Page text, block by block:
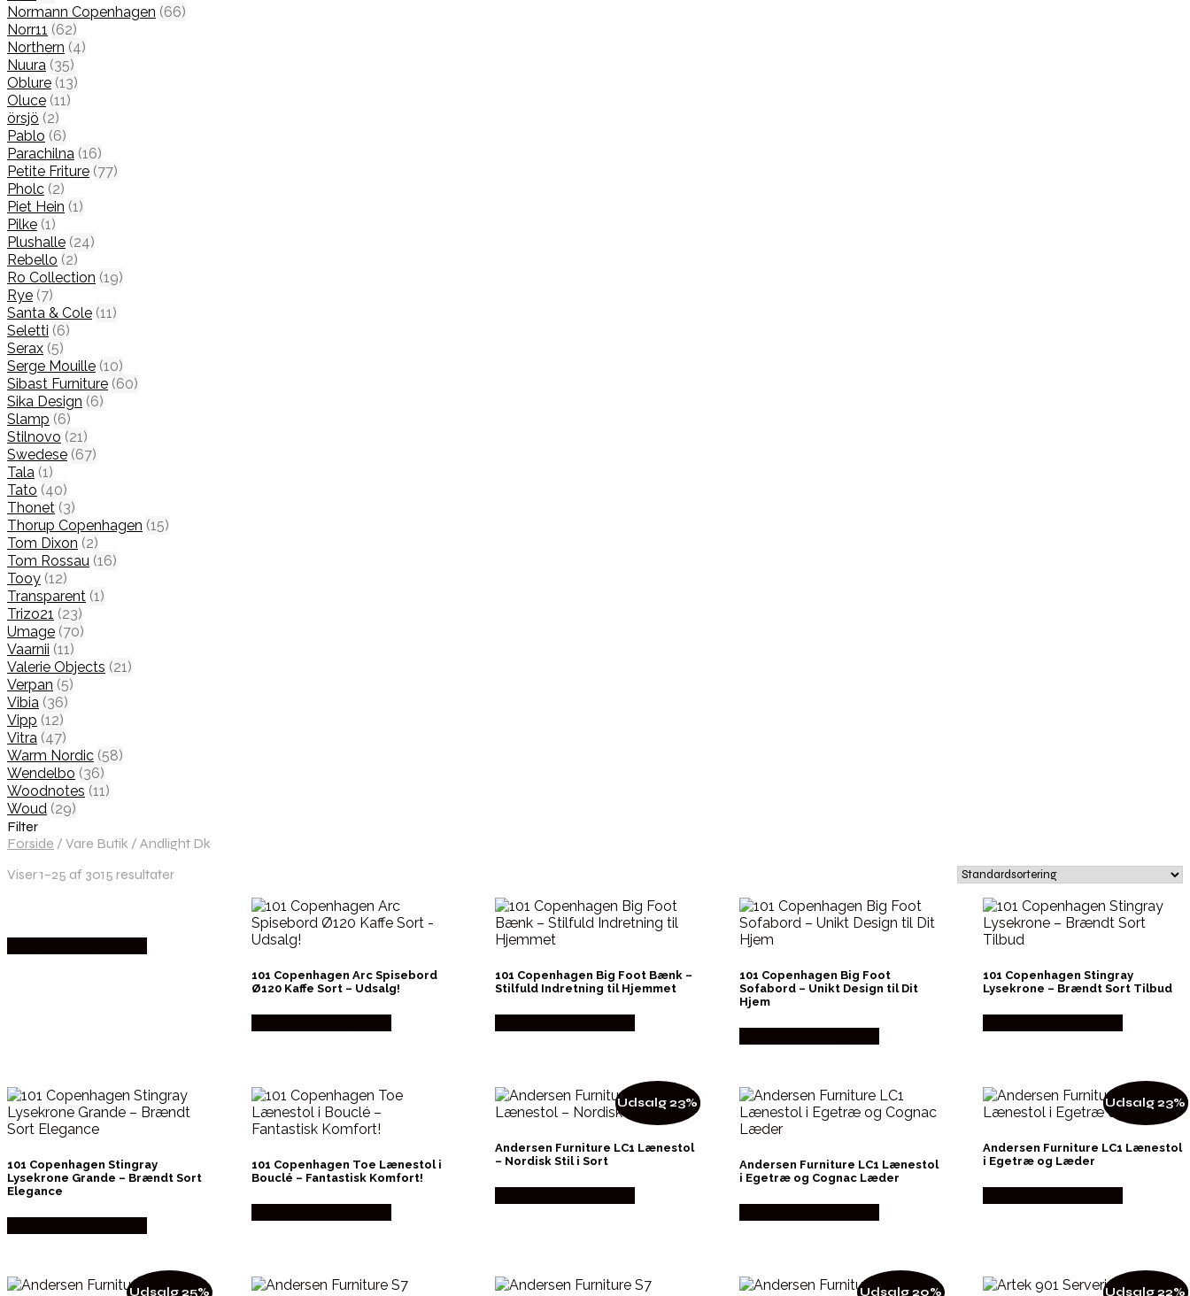
Normann Copenhagen (66)
Norr11 (62)
Northern (4)
Nuura (35)
Oblure (13)
Oluce (11)
örsjö (2)
Pablo (6)
Parachilna (16)
Petite Friture (77)
Pholc (2)
Piet Hein (1)
Pilke (1)
Plushalle (24)
Rebello (2)
Ro Collection (19)
Rye (7)
Santa & Cole (11)
Seletti (6)
Serax (5)
Serge Mouille (10)
Sibast Furniture (60)
Sika Design (6)
Slamp (6)
Stilnovo (21)
Swedese (67)
Tala (1)
Tato (40)
Thonet (3)
Thorup Copenhagen (15)
Tom Dixon (2)
Tom Rossau (16)
Tooy (12)
Transparent (1)
Trizo21 (23)
Umage (70)
Vaarnii (11)
Valerie Objects (21)
Verpan (5)
Vibia (36)
Vipp (12)
Vitra (47)
Warm Nordic (58)
Wendelbo (36)
Woodnotes (11)
Woud (29)
Filter
Forside / Vare Butik / Andlight Dk
Viser 1–25 af 3015 resultater
101 Copenhagen Arc Spisebord
Ø120 Kaffe Sort – Udsalg!
101 Copenhagen Big Foot Bænk –
Stilfuld Indretning til Hjemmet
101 Copenhagen Big Foot
Sofabord – Unikt Design til Dit
Hjem
101 Copenhagen Stingray
Lysekrone – Brændt Sort Tilbud
101 Copenhagen Stingray
Lysekrone Grande – Brændt Sort
Elegance
101 Copenhagen Toe Lænestol i
Bouclé – Fantastisk Komfort!
Udsalg 23%
Andersen Furniture LC1 Lænestol
– Nordisk Stil i Sort
Andersen Furniture LC1 Lænestol
i Egetræ og Cognac Læder
Udsalg 23%
Andersen Furniture LC1 Lænestol
i Egetræ og Læder
Udsalg 25% Udsalg 20% Udsalg 22%